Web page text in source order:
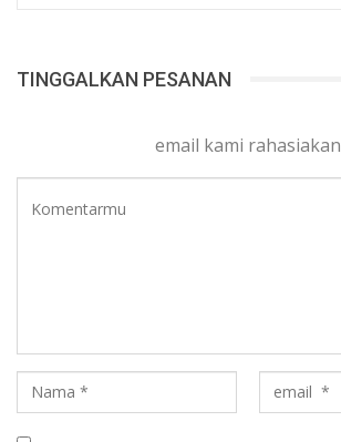
TINGGALKAN PESANAN
email kami rahasiakan